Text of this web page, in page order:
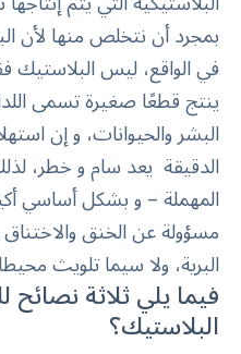
بمجرد أن نتخلص منها لأن
في الواقع، ليس البلاستيك
ينتج قطعًا صغيرة تسمى
البشر والحيوانات، و إن
الدقيقة يعد سام و خطر،
المهملة – و بشكل أساسي
مسؤولة عن الخنق
البرية، ولا سيما تلويث
فيما يلي ثلاثة
البلاستيك؟